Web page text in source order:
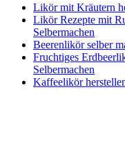
Likör mit Kräutern
Likör Rezepte mit
Selbermachen
Beerenlikör selber
Fruchtiges
Selbermachen
Kaffeelikör